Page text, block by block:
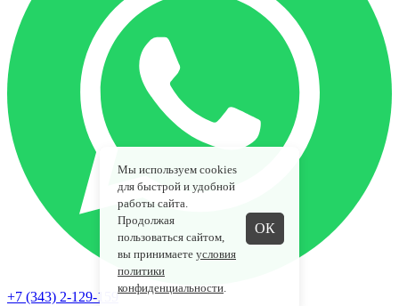
+7 (343) 2-129-159
Мы используем cookies
для быстрой и удобной
работы сайта.
Продолжая
пользоваться сайтом,
вы принимаете условия
политики
конфиденциальности.
ОК